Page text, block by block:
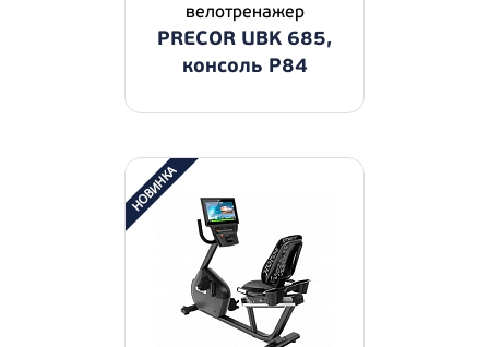
велотренажер
PRECOR UBK 685,
консоль P84